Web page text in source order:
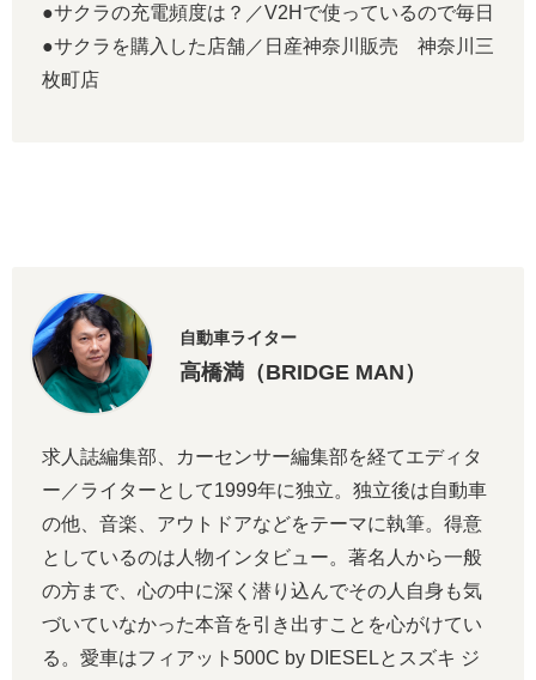
●サクラの充電頻度は？／V2Hで使っているので毎日
●サクラを購入した店舗／日産神奈川販売 神奈川三
枚町店
自動車ライター
高橋満（BRIDGE MAN）
求人誌編集部、カーセンサー編集部を経てエディタ
ー／ライターとして1999年に独立。独立後は自動車
の他、音楽、アウトドアなどをテーマに執筆。得意
としているのは人物インタビュー。著名人から一般
の方まで、心の中に深く潜り込んでその人自身も気
づいていなかった本音を引き出すことを心がけてい
る。愛車はフィアット500C by DIESELとスズキ ジ